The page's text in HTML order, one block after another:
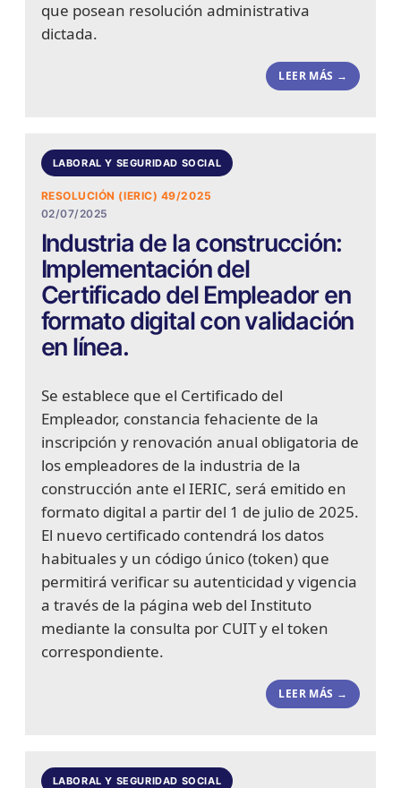
que posean resolución administrativa
dictada.
LEER MÁS →
LABORAL Y SEGURIDAD SOCIAL
RESOLUCIÓN (IERIC) 49/2025
02/07/2025
Industria de la construcción:
Implementación del
Certificado del Empleador en
formato digital con validación
en línea.
Se establece que el Certificado del
Empleador, constancia fehaciente de la
inscripción y renovación anual obligatoria de
los empleadores de la industria de la
construcción ante el IERIC, será emitido en
formato digital a partir del 1 de julio de 2025.
El nuevo certificado contendrá los datos
habituales y un código único (token) que
permitirá verificar su autenticidad y vigencia
a través de la página web del Instituto
mediante la consulta por CUIT y el token
correspondiente.
LEER MÁS →
LABORAL Y SEGURIDAD SOCIAL